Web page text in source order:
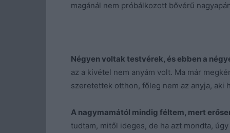
magánál nem próbálkozott bővérű
Négyen voltak testvérek, és ebben a
az a kivétel nem anyám volt. Ma már
szeretettek otthon, főleg nem az anyja, aki
A nagymamától mindig féltem, mert
tudtam, mitől ideges, de ha azt mondta,